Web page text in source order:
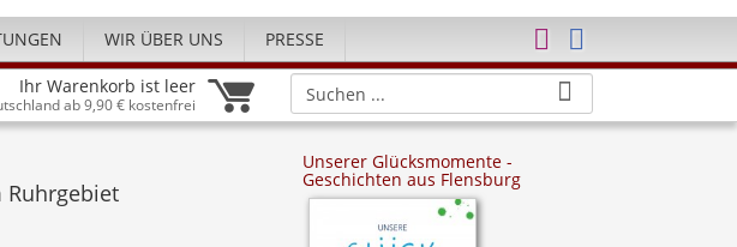
WIR ÜBER UNS PRESSE
Ihr Warenkorb ist leer
ab 9,90 € kostenfrei
Ruhrgebiet
Unserer Glücksmomente -
Geschichten aus Flensburg